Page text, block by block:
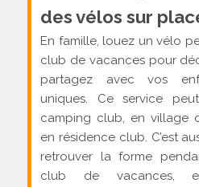
des vélos sur
En famille, louez un vélo
club de vacances pour
partagez avec vos
uniques. Ce service
camping club, en village
en résidence club. C’est
retrouver la forme
club de vacances,